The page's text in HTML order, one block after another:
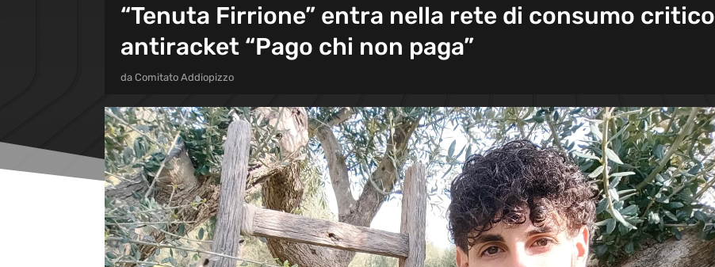
“Tenuta Firrione” entra nella rete di consumo critico
antiracket “Pago chi non paga”
da Comitato Addiopizzo